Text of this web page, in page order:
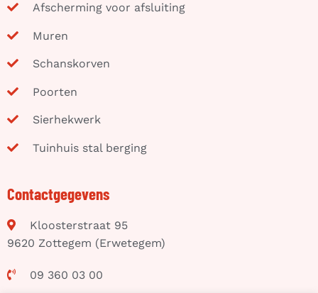
Afscherming voor afsluiting
Muren
Schanskorven
Poorten
Sierhekwerk
Tuinhuis stal berging
Contactgegevens
Kloosterstraat 95
9620 Zottegem (Erwetegem)
09 360 03 00